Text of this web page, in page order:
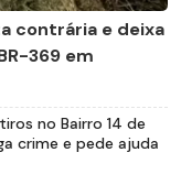
contrária e deixa
369 em
no Bairro 14 de
crime e pede ajuda